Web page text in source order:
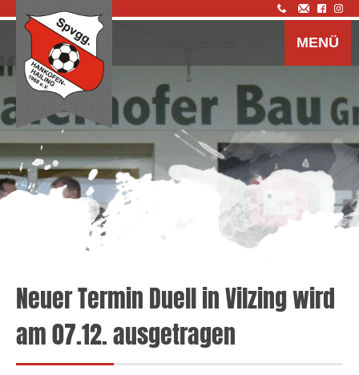
MENÜ
Neuer Termin Duell in Vilzing wird
am 07.12. ausgetragen